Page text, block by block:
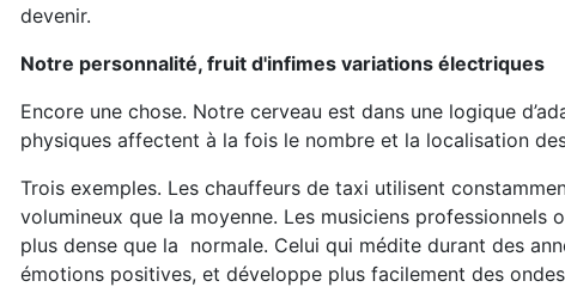
devenir.
Notre personnalité, fruit d'infimes variations électriques
Encore une chose. Notre cerveau est dans une logique
physiques affectent à la fois le nombre et la localisation
Trois exemples. Les chauffeurs de taxi utilisent
volumineux que la moyenne. Les musiciens
plus dense que la normale. Celui qui médite durant des
émotions positives, et développe plus facilement des